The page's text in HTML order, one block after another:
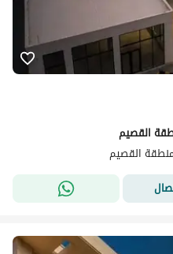
القصيم
القصيم